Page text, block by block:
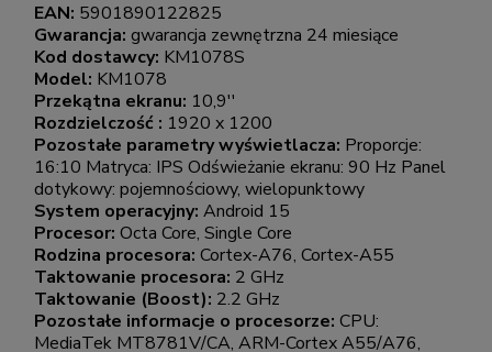
EAN: 5901890122825
Gwarancja: gwarancja zewnętrzna 24 miesiące
Kod dostawcy: KM1078S
Model: KM1078
Przekątna ekranu: 10,9''
Rozdzielczość : 1920 x 1200
Pozostałe parametry wyświetlacza: Proporcje:
16:10 Matryca: IPS Odświeżanie ekranu: 90 Hz Panel
dotykowy: pojemnościowy, wielopunktowy
System operacyjny: Android 15
Procesor: Octa Core, Single Core
Rodzina procesora: Cortex-A76, Cortex-A55
Taktowanie procesora: 2 GHz
Taktowanie (Boost): 2.2 GHz
Pozostałe informacje o procesorze: CPU:
MediaTek MT8781V/CA, ARM-Cortex A55/A76,